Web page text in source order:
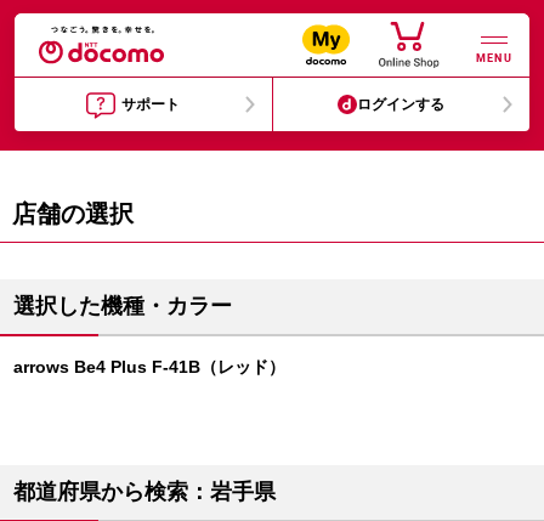
MENU
サポート ログインする
店舗の選択
選択した機種・カラー
arrows Be4 Plus F-41B（レッド）
都道府県から検索：岩手県